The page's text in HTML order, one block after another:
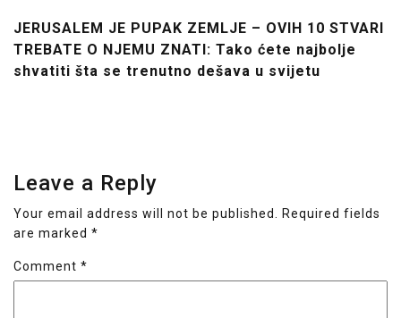
JERUSALEM JE PUPAK ZEMLJE – OVIH 10 STVARI
TREBATE O NJEMU ZNATI: Tako ćete najbolje
shvatiti šta se trenutno dešava u svijetu
Leave a Reply
Your email address will not be published.
Required fields
are marked *
Comment *